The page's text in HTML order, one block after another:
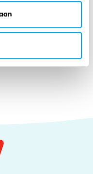
naar Opkikker